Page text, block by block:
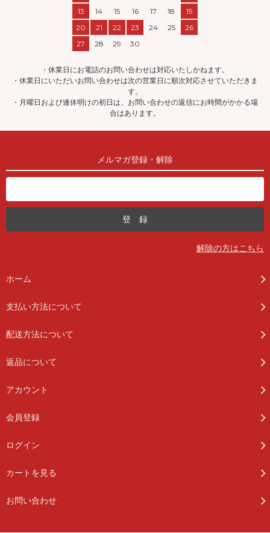
13
14 15 16 17 18
19
20
21 22 23 24 25
26
27
28 29 30
・休業日にお電話のお問い合わせは対応いたしかねます。
・休業日にいただいお問い合わせは次の営業日に順次対応させていただきま
す。
・月曜日および連休明けの初日は、お問い合わせの返信にお時間がかかる場
合はあります。
メルマガ登録・解除
解除の方はこちら
ホーム
支払い方法について
配送方法について
返品について
アカウント
会員登録
ログイン
カートを見る
お問い合わせ